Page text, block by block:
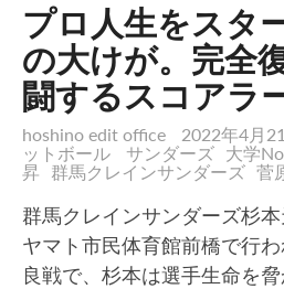
プロ人生をスタ
の大けが。完全
闘するスコアラ
hoshino edit office 2022年4月
ットボール
サンダーズ 大学
昇
群馬クレインサンダーズ 菅
群馬クレインサンダーズ杉本
ヤマト市民体育館前橋で行
良戦で、杉本は選手生命を